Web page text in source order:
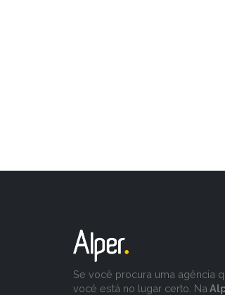
Se você procura uma agência
você está no lugar certo. Na